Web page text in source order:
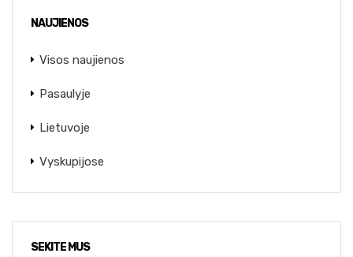
NAUJIENOS
Visos naujienos
Pasaulyje
Lietuvoje
Vyskupijose
SEKITE MUS